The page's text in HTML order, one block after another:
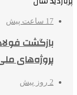
17 ساعت پیش
بازگشت
پروژه‌های
2 روز پیش